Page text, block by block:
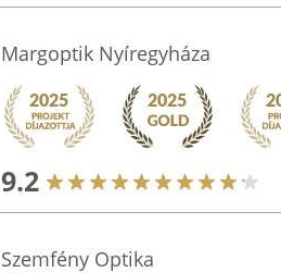
Margoptik Nyíregyháza
9.2
Szemfény Optika